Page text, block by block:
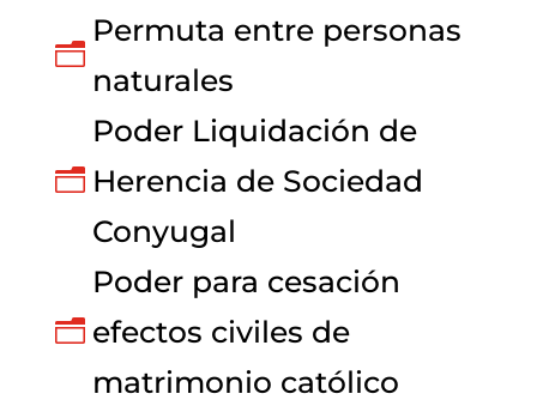
n
Permuta entre personas
naturales
n
Poder Liquidación de
Herencia de Sociedad
Conyugal
n
Poder para cesación
efectos civiles de
matrimonio católico